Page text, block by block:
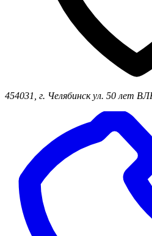
454031, г. Челябинск ул. 50 лет